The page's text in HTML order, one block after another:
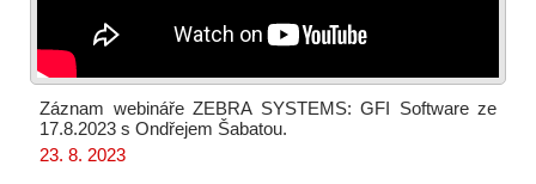
Záznam webináře ZEBRA SYSTEMS: GFI Software ze
17.8.2023 s Ondřejem Šabatou.
23. 8. 2023